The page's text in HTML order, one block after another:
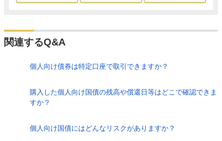
関連するQ&A
個人向け債券は特定口座で取引できますか？
購入した個人向け国債の残高や償還日等はどこで確認できま
すか？
個人向け国債にはどんなリスクがありますか？